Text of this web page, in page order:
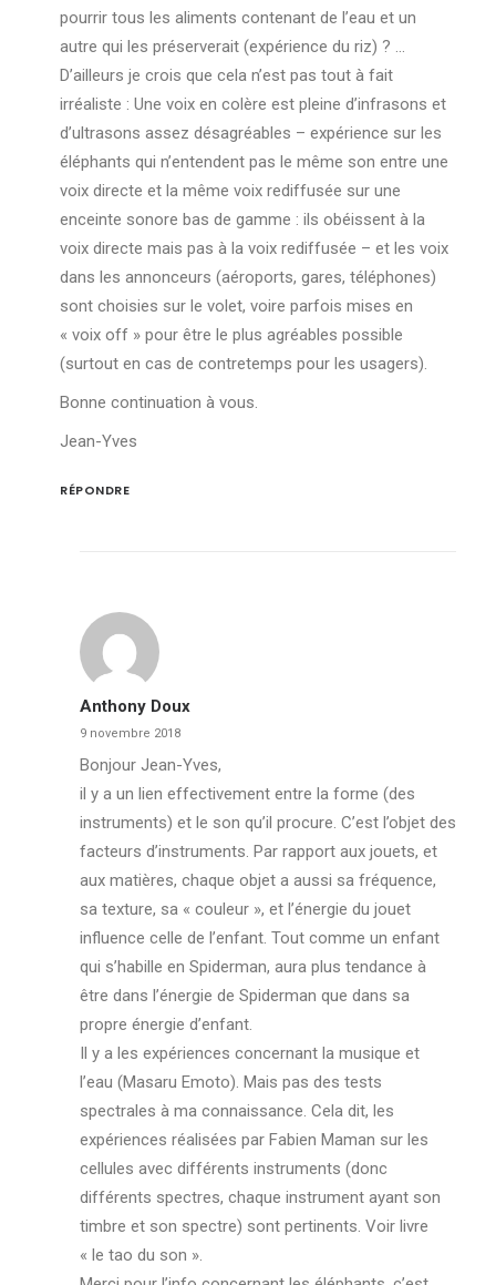
pourrir tous les aliments contenant de l’eau et un
autre qui les préserverait (expérience du riz) ? …
D’ailleurs je crois que cela n’est pas tout à fait
irréaliste : Une voix en colère est pleine d’infrasons et
d’ultrasons assez désagréables – expérience sur les
éléphants qui n’entendent pas le même son entre une
voix directe et la même voix rediffusée sur une
enceinte sonore bas de gamme : ils obéissent à la
voix directe mais pas à la voix rediffusée – et les voix
dans les annonceurs (aéroports, gares, téléphones)
sont choisies sur le volet, voire parfois mises en
« voix off » pour être le plus agréables possible
(surtout en cas de contretemps pour les usagers).
Bonne continuation à vous.
Jean-Yves
RÉPONDRE
Anthony Doux
9 novembre 2018
Bonjour Jean-Yves,
il y a un lien effectivement entre la forme (des
instruments) et le son qu’il procure. C’est l’objet des
facteurs d’instruments. Par rapport aux jouets, et
aux matières, chaque objet a aussi sa fréquence,
sa texture, sa « couleur », et l’énergie du jouet
influence celle de l’enfant. Tout comme un enfant
qui s’habille en Spiderman, aura plus tendance à
être dans l’énergie de Spiderman que dans sa
propre énergie d’enfant.
Il y a les expériences concernant la musique et
l’eau (Masaru Emoto). Mais pas des tests
spectrales à ma connaissance. Cela dit, les
expériences réalisées par Fabien Maman sur les
cellules avec différents instruments (donc
différents spectres, chaque instrument ayant son
timbre et son spectre) sont pertinents. Voir livre
« le tao du son ».